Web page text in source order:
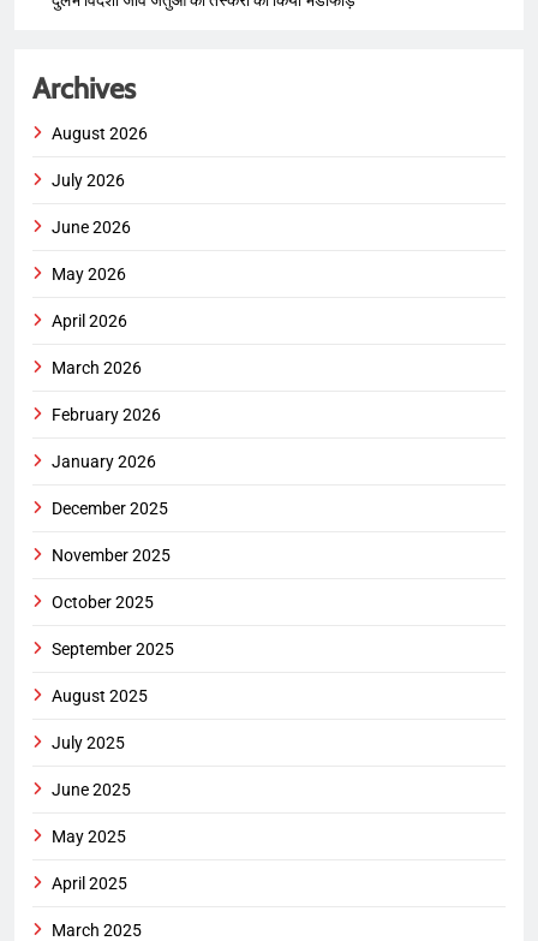
Archives
August 2026
July 2026
June 2026
May 2026
April 2026
March 2026
February 2026
January 2026
December 2025
November 2025
October 2025
September 2025
August 2025
July 2025
June 2025
May 2025
April 2025
March 2025